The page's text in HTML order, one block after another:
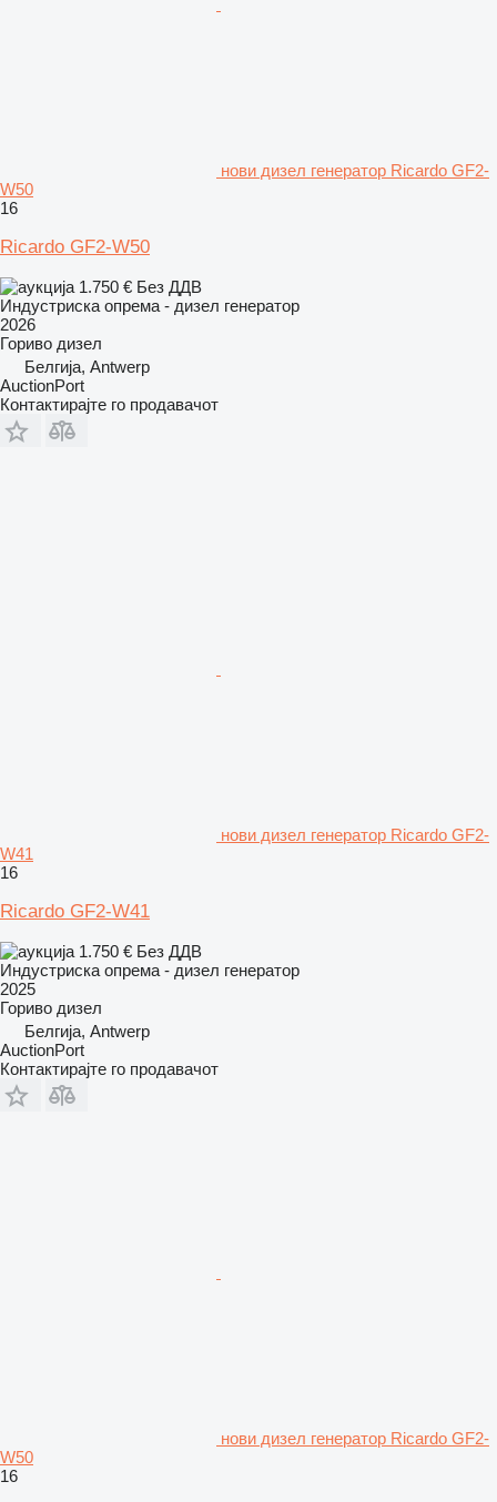
нови дизел генератор Ricardo GF2-
W50
16
Ricardo GF2-W50
1.750 € Без ДДВ
Индустриска опрема - дизел генератор
2026
Гориво дизел
Белгија, Antwerp
AuctionPort
Контактирајте го продавачот
нови дизел генератор Ricardo GF2-
W41
16
Ricardo GF2-W41
1.750 € Без ДДВ
Индустриска опрема - дизел генератор
2025
Гориво дизел
Белгија, Antwerp
AuctionPort
Контактирајте го продавачот
нови дизел генератор Ricardo GF2-
W50
16